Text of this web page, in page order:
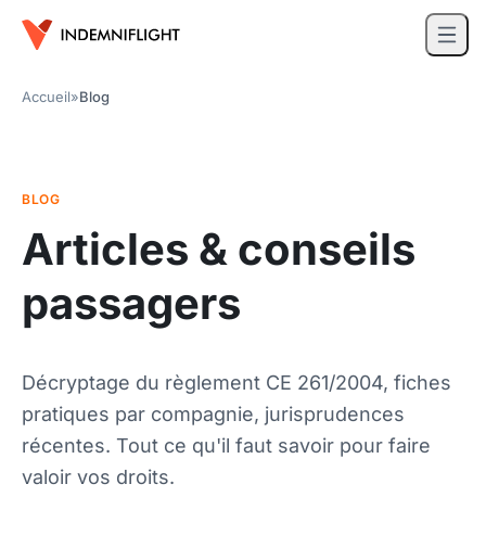
Accueil»Blog
BLOG
Articles & conseils
passagers
Décryptage du règlement CE 261/2004, fiches
pratiques par compagnie, jurisprudences
récentes. Tout ce qu'il faut savoir pour faire
valoir vos droits.